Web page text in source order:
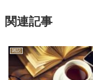
関連記事
雑記